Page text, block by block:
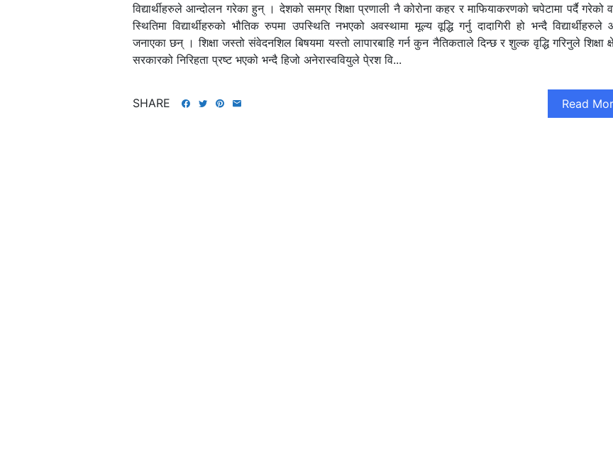
विद्यार्थीहरुले आन्दोलन गरेका हुन् । देशको समग्र शिक्षा प्रणाली नै कोरोना कहर र माफियाकरणको चपेटामा पर्दै गरेको
स्थितिमा विद्यार्थीहरुको भौतिक रुपमा उपस्थिति नभएको अवस्थामा मूल्य वूद्धि गर्नु दादागिरी हो भन्दै विद्यार्थीहरुले
जनाएका छन् । शिक्षा जस्तो संवेदनशिल बिषयमा यस्तो लापारबाहि गर्न कुन नैतिकताले दिन्छ र शुल्क वृद्धि गरिनुले शिक्षा
सरकारको निरिहता प्रष्ट भएको भन्दै हिजो अनेरास्ववियुले पे्रश वि...
Read
SHARE